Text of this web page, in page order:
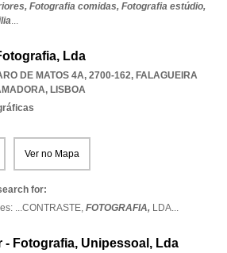
Fotografia comidas, Fotografia estúdio,
...
Lda
DE MATOS 4A, 2700-162, FALAGUEIRA
, LISBOA
Ver no Mapa
for:
...CONTRASTE, FOTOGRAFIA, LDA...
- Fotografia, Unipessoal, Lda